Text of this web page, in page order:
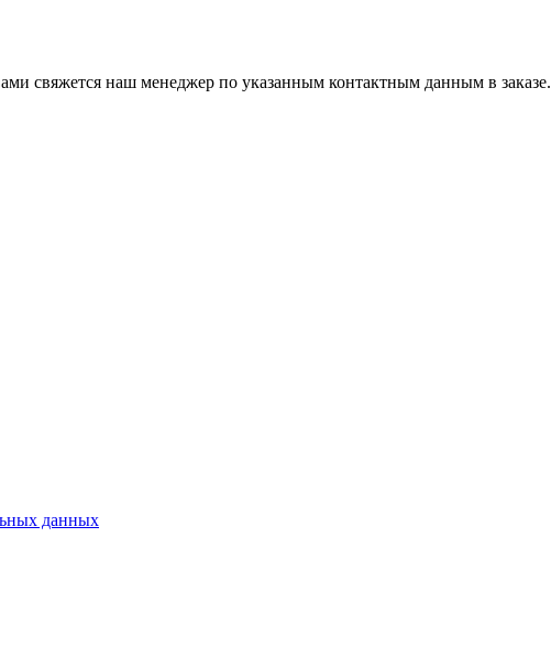
свяжется наш менеджер по указанным контактным данным в заказе.
данных